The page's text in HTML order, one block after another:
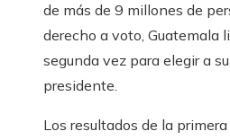
de más de 9 millones de
derecho a voto, Guatemala
segunda vez para elegir a
presidente.
Los resultados de la